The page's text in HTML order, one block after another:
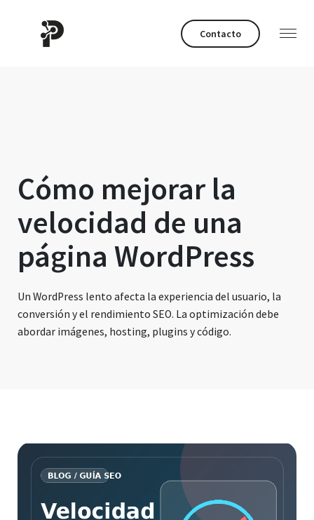
Contacto
Cómo mejorar la
velocidad de una
página WordPress
Un WordPress lento afecta la experiencia del usuario, la
conversión y el rendimiento SEO. La optimización debe
abordar imágenes, hosting, plugins y código.